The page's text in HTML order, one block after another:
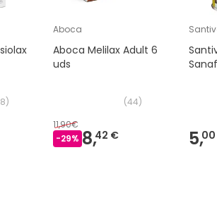
)
Aboca
Aboca Melilax Adult 6
uds
(44)
11,90€
-29% 8,42 € 5,